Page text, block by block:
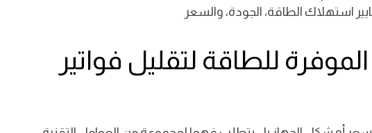
استهلاك الطاقة، الجودة، والسعر
للطاقة لتقليل فواتير